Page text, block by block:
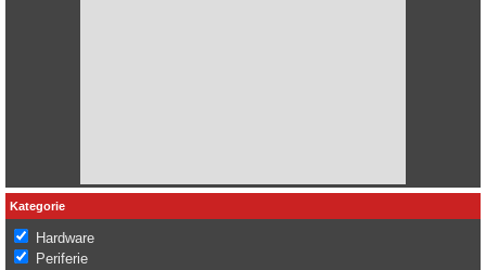
Kategorie
Hardware
Periferie